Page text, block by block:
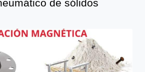
de sólidos